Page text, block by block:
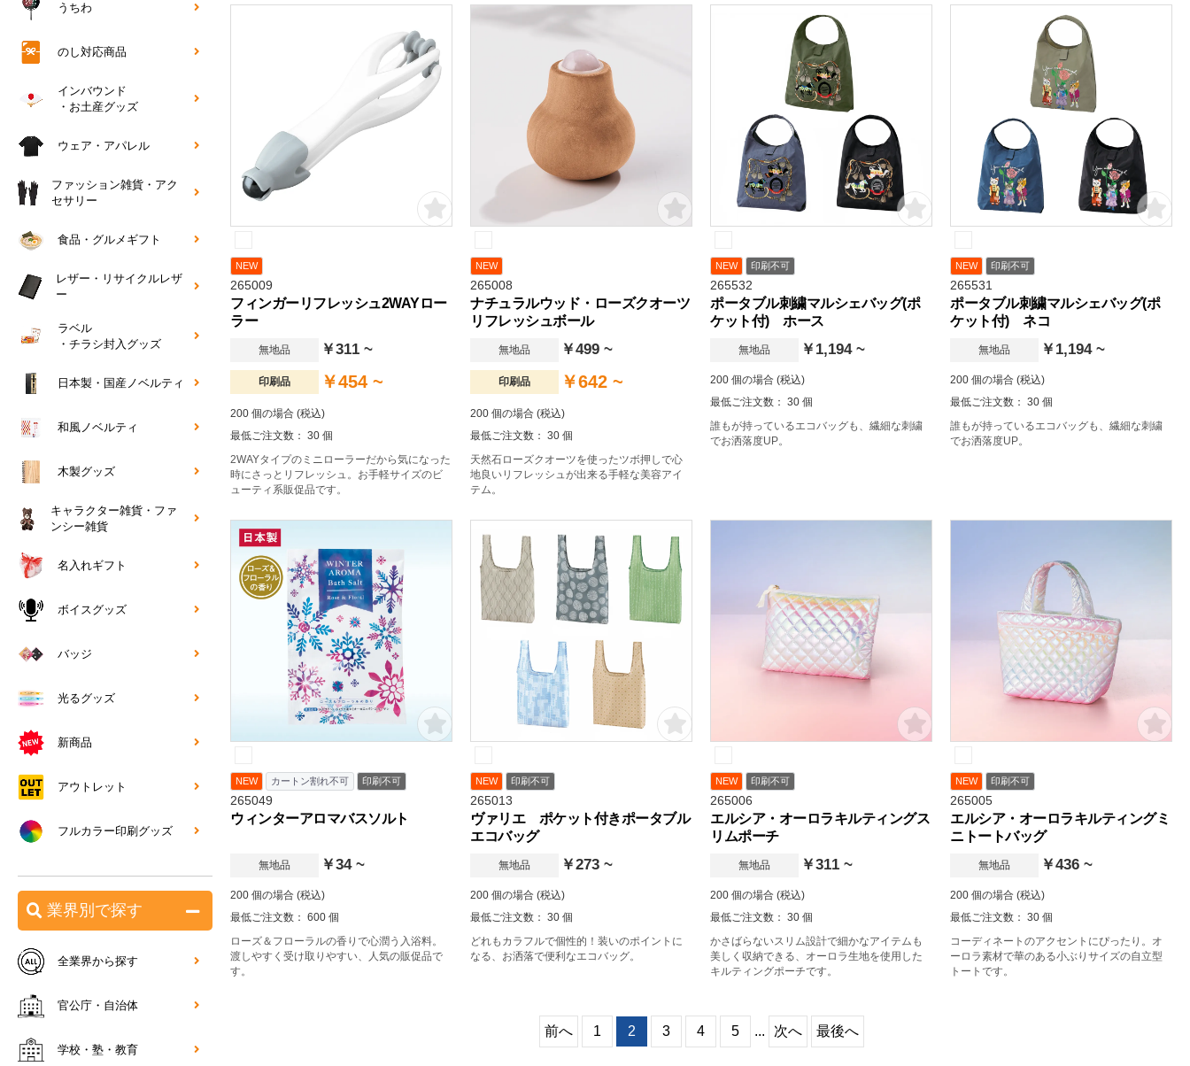
NEW
265009
フィンガーリフレッシュ2WAYロー
ラー
無地品 ￥311 ~
印刷品 ￥454 ~
200 個の場合 (税込)
最低ご注文数： 30 個
2WAYタイプのミニローラーだから気になった
時にさっとリフレッシュ。お手軽サイズのビ
ューティ系販促品です。
NEW
265008
ナチュラルウッド・ローズクオーツ
リフレッシュボール
無地品 ￥499 ~
印刷品 ￥642 ~
200 個の場合 (税込)
最低ご注文数： 30 個
天然石ローズクオーツを使ったツボ押しで心
地良いリフレッシュが出来る手軽な美容アイ
テム。
NEW 印刷不可
265532
ポータブル刺繍マルシェバッグ(ポ
ケット付) ホース
無地品 ￥1,194 ~
200 個の場合 (税込)
最低ご注文数： 30 個
誰もが持っているエコバッグも、繊細な刺繍
でお洒落度UP。
NEW 印刷不可
265531
ポータブル刺繍マルシェバッグ(ポ
ケット付) ネコ
無地品 ￥1,194 ~
200 個の場合 (税込)
最低ご注文数： 30 個
誰もが持っているエコバッグも、繊細な刺繍
でお洒落度UP。
NEW カートン割れ不可 印刷不可
265049
ウィンターアロマバスソルト
無地品 ￥34 ~
200 個の場合 (税込)
最低ご注文数： 600 個
ローズ＆フローラルの香りで心潤う入浴料。
渡しやすく受け取りやすい、人気の販促品で
す。
NEW 印刷不可
265013
ヴァリエ ポケット付きポータブル
エコバッグ
無地品 ￥273 ~
200 個の場合 (税込)
最低ご注文数： 30 個
どれもカラフルで個性的！装いのポイントに
なる、お洒落で便利なエコバッグ。
NEW 印刷不可
265006
エルシア・オーロラキルティングス
リムポーチ
無地品 ￥311 ~
200 個の場合 (税込)
最低ご注文数： 30 個
かさばらないスリム設計で細かなアイテムも
美しく収納できる、オーロラ生地を使用した
キルティングポーチです。
NEW 印刷不可
265005
エルシア・オーロラキルティングミ
ニトートバッグ
無地品 ￥436 ~
200 個の場合 (税込)
最低ご注文数： 30 個
コーディネートのアクセントにぴったり。オ
ーロラ素材で華のある小ぶりサイズの自立型
トートです。
前へ 1 2 3 4 5 ... 次へ 最後へ
うちわ
のし対応商品
インバウンド
・お土産グッズ
ウェア・アパレル
ファッション雑貨・アク
セサリー
食品・グルメギフト
レザー・リサイクルレザ
ー
ラベル
・チラシ封入グッズ
日本製・国産ノベルティ
和風ノベルティ
木製グッズ
キャラクター雑貨・ファ
ンシー雑貨
名入れギフト
ボイスグッズ
バッジ
光るグッズ
新商品
アウトレット
フルカラー印刷グッズ
業界別で探す
全業界から探す
官公庁・自治体
学校・塾・教育